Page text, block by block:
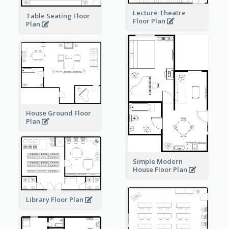
Table Seating Floor
Plan
Lecture Theatre
Floor Plan
Simple Modern
House Floor Plan
House Ground Floor
Plan
Library Floor Plan